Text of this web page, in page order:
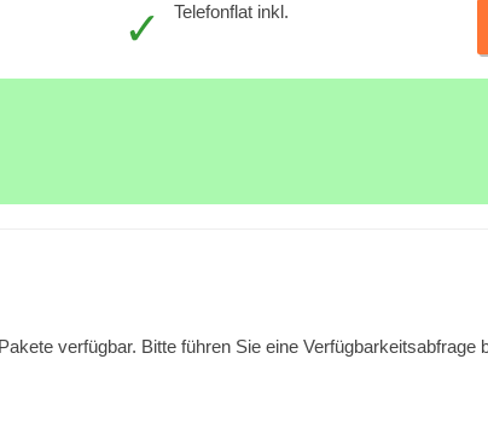
Telefonflat inkl.
verfügbar. Bitte führen Sie eine Verfügbarkeitsabfrage